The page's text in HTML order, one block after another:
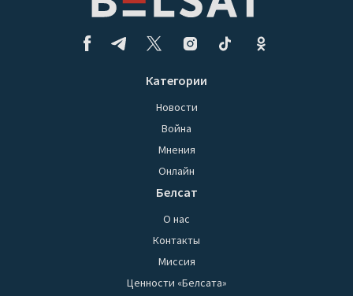
Категории
Новости
Война
Мнения
Онлайн
Белсат
О нас
Контакты
Миссия
Ценности «Белсата»